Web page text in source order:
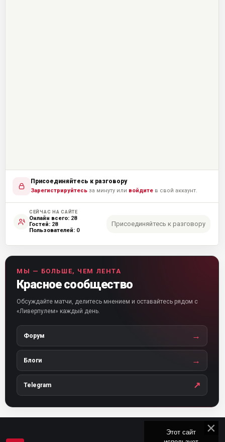
Присоединяйтесь к разговору
Зарегистрируйтесь за минуту или войдите в свой аккаунт.
СЕЙЧАС НА САЙТЕ
Онлайн всего: 28
Гостей: 28
Пользователей: 0
Присоединяйтесь к разговору
МЫ — БОЛЬШЕ, ЧЕМ ЛЕНТА
Красное сообщество
Обсуждайте матчи, делитесь мнением и оставайтесь рядом с
«Ливерпулем» каждый день.
Форум →
Блоги →
Telegram ↗
Этот сайт